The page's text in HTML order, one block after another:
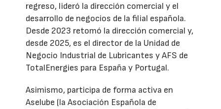
regreso, lideró la dirección comercial y el
desarrollo de negocios de la filial española.
Desde 2023 retomó la dirección comercial y,
desde 2025, es el director de la Unidad de
Negocio Industrial de Lubricantes y AFS de
TotalEnergies para España y Portugal.
Asimismo, participa de forma activa en
Aselube (la Asociación Española de